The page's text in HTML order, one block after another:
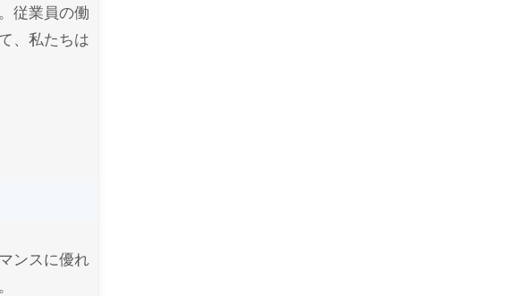
従業員の働
、私たちは
ンスに優れ